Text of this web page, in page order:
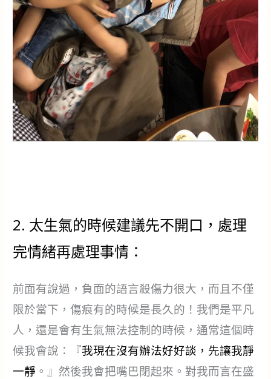
2. 太生氣的時候建議先不開口，處理
完情緒再處理事情：
前面有說過，負面的語言殺傷力很大，而且不僅
限於當下，傷痕有的時候是長久的！我們是平凡
人，還是會有生氣無法控制的時候，通常這個時
候我會說：『我現在沒有辦法好好談，先讓我靜
一靜 。』然後我會把嘴巴閉起來。對我而言在盛